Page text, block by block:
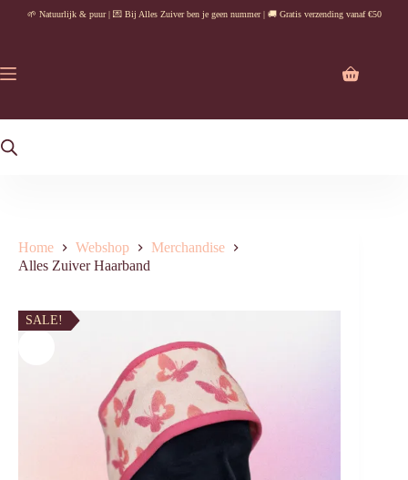
🌱 Natuurlijk & puur | 💌 Bij Alles Zuiver ben je geen nummer | 🚚 Gratis verzending vanaf €50
Home Webshop
Merchandise
Alles Zuiver Haarband
SALE!